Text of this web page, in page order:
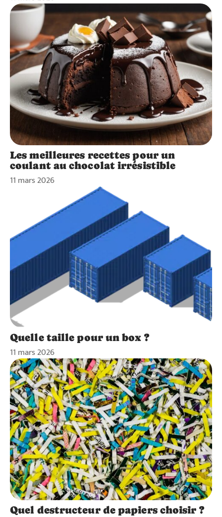
Les meilleures recettes pour un
coulant au chocolat irrésistible
11 mars 2026
Quelle taille pour un box ?
11 mars 2026
Quel destructeur de papiers choisir ?